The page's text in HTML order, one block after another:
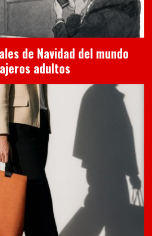
de Navidad del mundo
adultos